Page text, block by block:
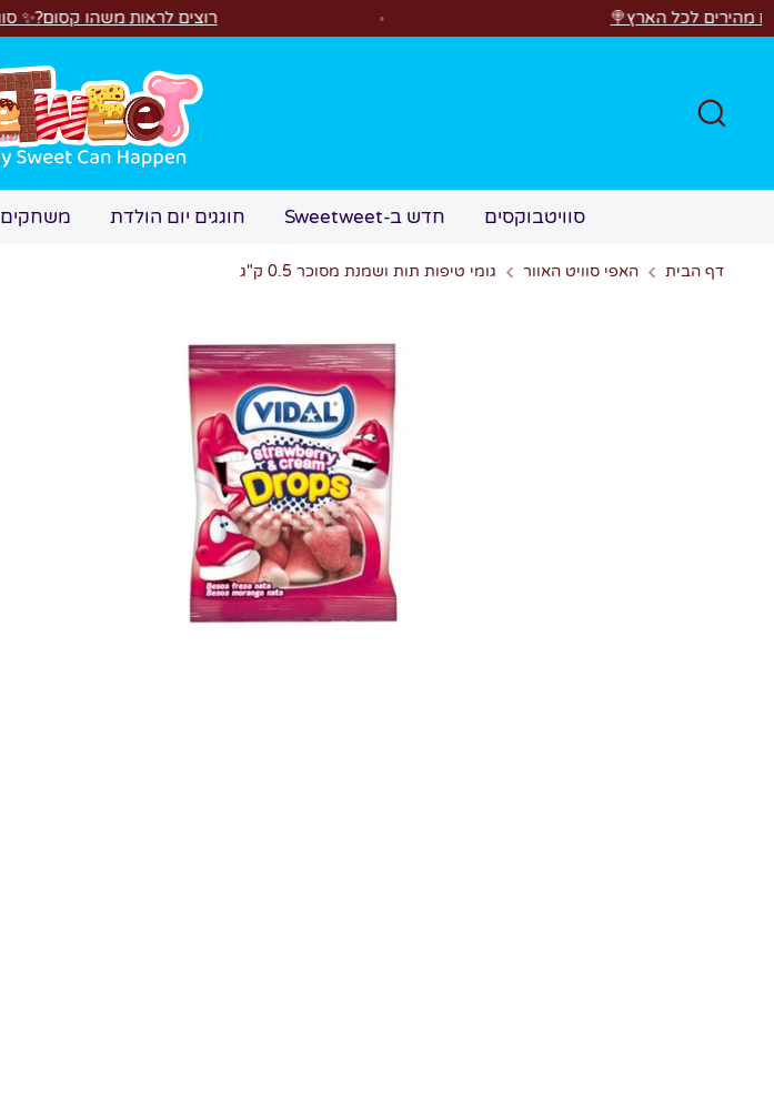
דלג
הארץ🍭 רוצים לראות משהו קסום?✨ סוויטבוקס MAGIC הפך ל"מכונת משחקים"! 🎁🕹️
חיפוש
סוויטבוקסים חדש ב-Sweetweet חוגגים יום הולדת משחקים
דף הבית האפי סוויט האוור גומי טיפות תות ושמנת מסוכר 0.5 ק"ג